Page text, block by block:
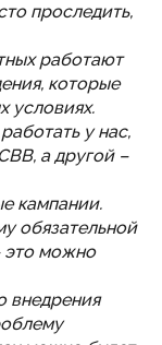
проследить,
работают
которые
условиях.
у нас,
а другой –
кампании.
обязательной
это можно
внедрения